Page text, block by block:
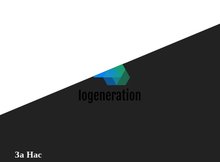
За Нас